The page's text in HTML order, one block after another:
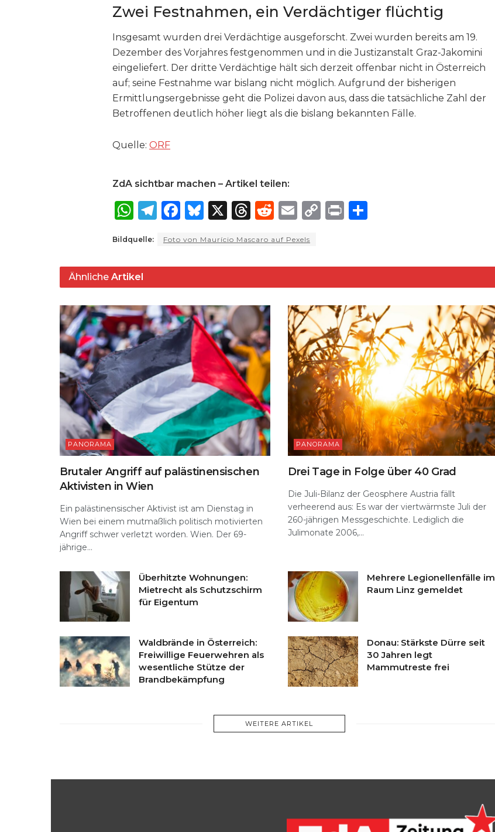
Zwei Festnahmen, ein Verdächtiger flüchtig
Insgesamt wurden drei Verdächtige ausgeforscht. Zwei wurden bereits am 19.
Dezember des Vorjahres festgenommen und in die Justizanstalt Graz-Jakomini
eingeliefert. Der dritte Verdächtige hält sich derzeit offenbar nicht in Österreich
auf; seine Festnahme war bislang nicht möglich. Aufgrund der bisherigen
Ermittlungsergebnisse geht die Polizei davon aus, dass die tatsächliche Zahl der
Betroffenen deutlich höher liegt als die bislang bekannten Fälle.
Quelle: ORF
ZdA sichtbar machen – Artikel teilen:
W
a
ts
A
p
p
T
e
g
ra
m
F
c
e
b
o
o
k
B
e
s
k
y
X
T
re
a
d
s
R
d
di
t
E
ai
l
C
y
Li
n
k
P
t
e
Bildquelle: Foto von Maurício Mascaro auf Pexels
Ähnliche Artikel
PANORAMA
Brutaler Angriff auf palästinensischen
Aktivisten in Wien
Ein palästinensischer Aktivist ist am Dienstag in
Wien bei einem mutmaßlich politisch motivierten
Angriff schwer verletzt worden. Wien. Der 69-
jährige...
PANORAMA
Drei Tage in Folge über 40 Grad
Die Juli-Bilanz der Geosphere Austria fällt
verheerend aus: Es war der viertwärmste Juli der
260-jährigen Messgeschichte. Lediglich die
Julimonate 2006,...
Überhitzte Wohnungen:
Mietrecht als Schutzschirm
für Eigentum
Mehrere Legionellenfälle im
Raum Linz gemeldet
Waldbrände in Österreich:
Freiwillige Feuerwehren als
wesentliche Stütze der
Brandbekämpfung
Donau: Stärkste Dürre seit
30 Jahren legt
Mammutreste frei
WEITERE ARTIKEL